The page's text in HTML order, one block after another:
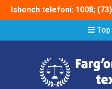
Ishonch telefoni: 1008;